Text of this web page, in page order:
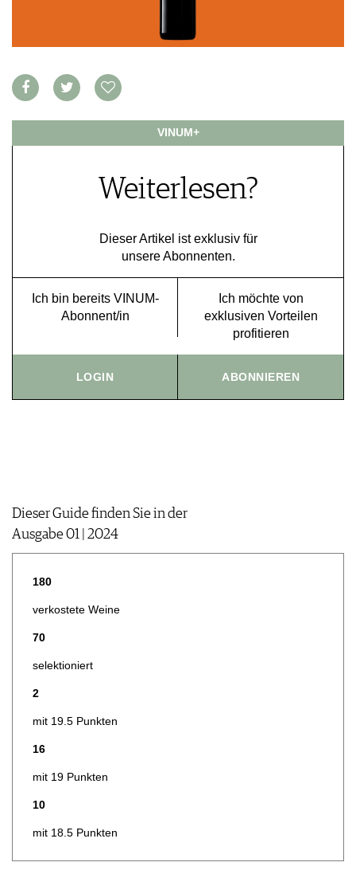
APPS
VIDEOS
NEWS
PORTRAITS
TRINKREIFETABELLE
VINUM+
Weiterlesen?
Dieser Artikel ist exklusiv für
unsere Abonnenten.
Ich bin bereits VINUM-
Abonnent/in
Ich möchte von
exklusiven Vorteilen
profitieren
LOGIN ABONNIEREN
Dieser Guide finden Sie in der
Ausgabe 01 | 2024
180
verkostete Weine
70
selektioniert
2
mit 19.5 Punkten
16
mit 19 Punkten
10
mit 18.5 Punkten